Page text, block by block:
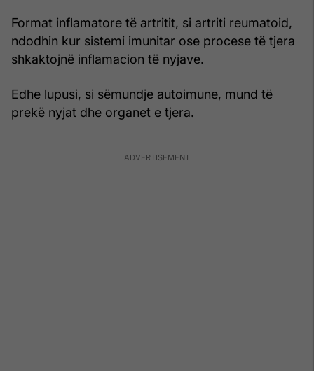
Format inflamatore të artritit, si artriti reumatoid,
ndodhin kur sistemi imunitar ose procese të tjera
shkaktojnë inflamacion të nyjave.
Edhe lupusi, si sëmundje autoimune, mund të
prekë nyjat dhe organet e tjera.